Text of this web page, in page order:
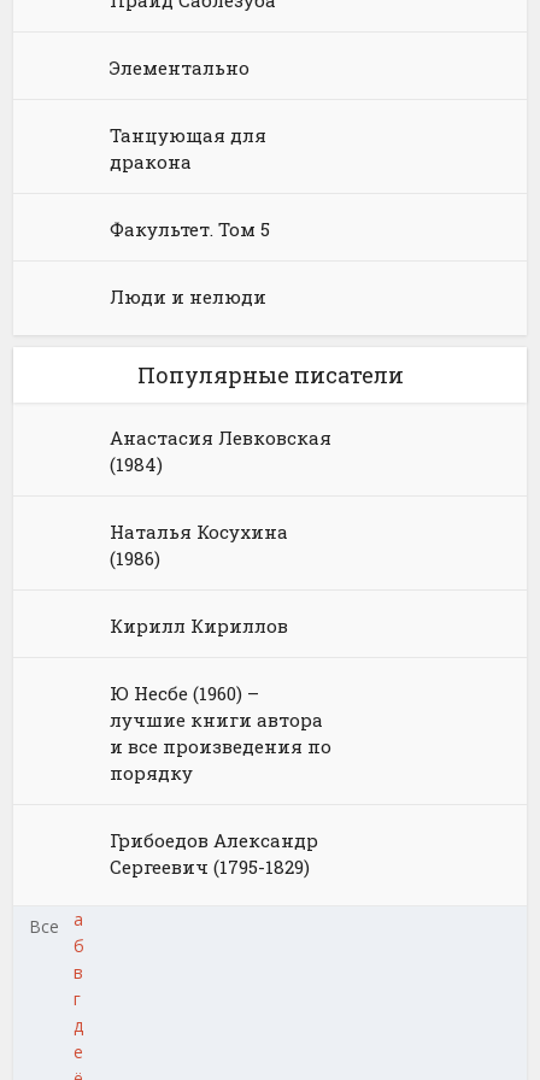
Элементально
Танцующая для
дракона
Факультет. Том 5
Люди и нелюди
Популярные писатели
Анастасия Левковская
(1984)
Наталья Косухина
(1986)
Кирилл Кириллов
Ю Несбе (1960) –
лучшие книги автора
и все произведения по
порядку
Грибоедов Александр
Сергеевич (1795-1829)
Все
а
б
в
г
д
е